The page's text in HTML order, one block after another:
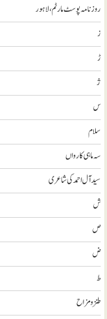
روزنامہ پوسٹ مارٹم، لاہور
ز
ڑ
ژ
س
سلام
سہ ماہی کارواں
سيد آل احمد کی شاعری
ش
ص
ض
ط
طنز و مزاح